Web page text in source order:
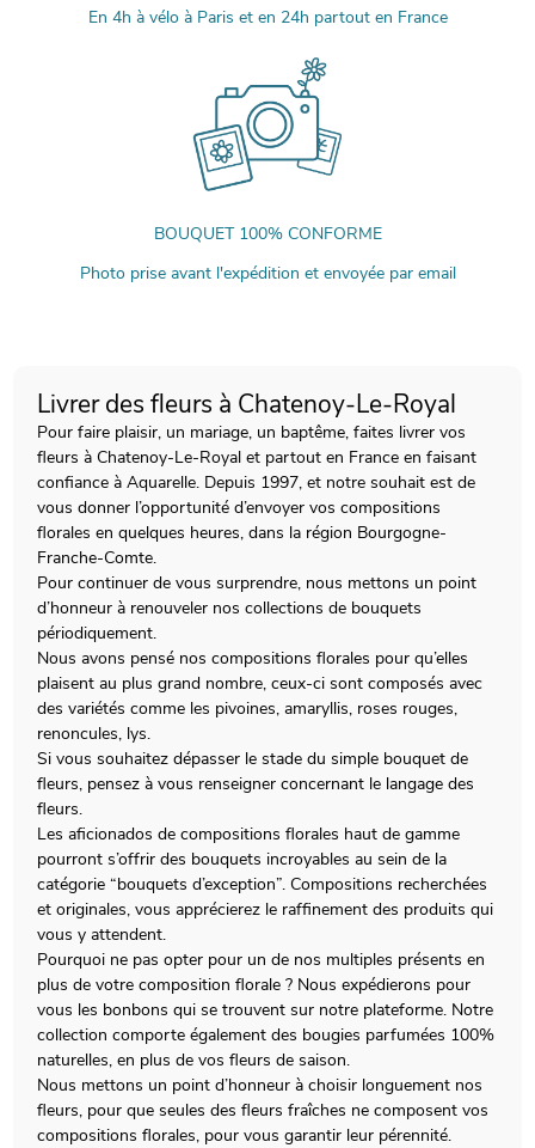
En 4h à vélo à Paris et en 24h partout en France
BOUQUET 100% CONFORME
Photo prise avant l'expédition et envoyée par email
Livrer des fleurs à Chatenoy-Le-Royal
Pour faire plaisir, un mariage, un baptême, faites livrer vos
fleurs à Chatenoy-Le-Royal et partout en France en faisant
confiance à Aquarelle. Depuis 1997, et notre souhait est de
vous donner l’opportunité d’envoyer vos compositions
florales en quelques heures, dans la région Bourgogne-
Franche-Comte.
Pour continuer de vous surprendre, nous mettons un point
d’honneur à renouveler nos collections de bouquets
périodiquement.
Nous avons pensé nos compositions florales pour qu’elles
plaisent au plus grand nombre, ceux-ci sont composés avec
des variétés comme les pivoines, amaryllis, roses rouges,
renoncules, lys.
Si vous souhaitez dépasser le stade du simple bouquet de
fleurs, pensez à vous renseigner concernant le langage des
fleurs.
Les aficionados de compositions florales haut de gamme
pourront s’offrir des bouquets incroyables au sein de la
catégorie “bouquets d’exception”. Compositions recherchées
et originales, vous apprécierez le raffinement des produits qui
vous y attendent.
Pourquoi ne pas opter pour un de nos multiples présents en
plus de votre composition florale ? Nous expédierons pour
vous les bonbons qui se trouvent sur notre plateforme. Notre
collection comporte également des bougies parfumées 100%
naturelles, en plus de vos fleurs de saison.
Nous mettons un point d’honneur à choisir longuement nos
fleurs, pour que seules des fleurs fraîches ne composent vos
compositions florales, pour vous garantir leur pérennité.